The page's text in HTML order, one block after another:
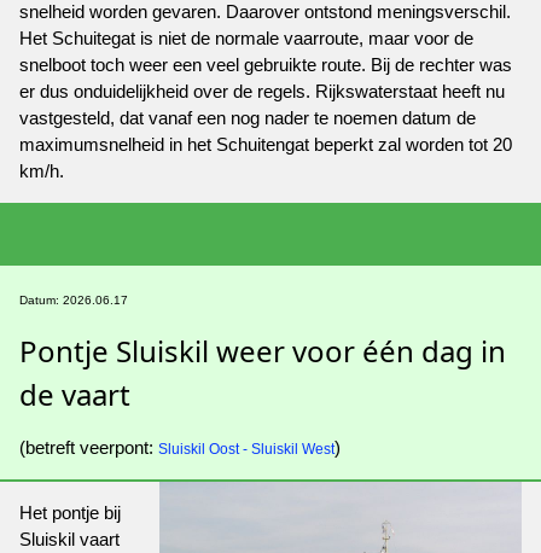
snelheid worden gevaren. Daarover ontstond meningsverschil.
Het Schuitegat is niet de normale vaarroute, maar voor de
snelboot toch weer een veel gebruikte route. Bij de rechter was
er dus onduidelijkheid over de regels. Rijkswaterstaat heeft nu
vastgesteld, dat vanaf een nog nader te noemen datum de
maximumsnelheid in het Schuitengat beperkt zal worden tot 20
km/h.
Datum: 2026.06.17
Pontje Sluiskil weer voor één dag in
de vaart
(betreft veerpont: Sluiskil Oost - Sluiskil West)
Het pontje bij
Sluiskil vaart